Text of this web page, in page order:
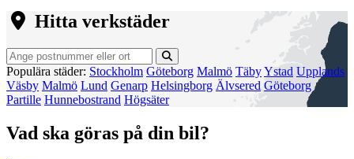
Hitta verkstäder
Populära städer: Stockholm Göteborg Malmö TäbyYstad Upplands
Väsby Malmö Lund Genarp Helsingborg Älvsered Göteborg
Partille Hunnebostrand Högsäter
Vad ska göras på din bil?